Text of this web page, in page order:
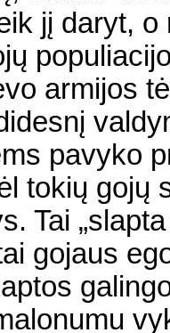
jį daryt,
armijos
pavyko
tokių gojų
Tai
gojaus